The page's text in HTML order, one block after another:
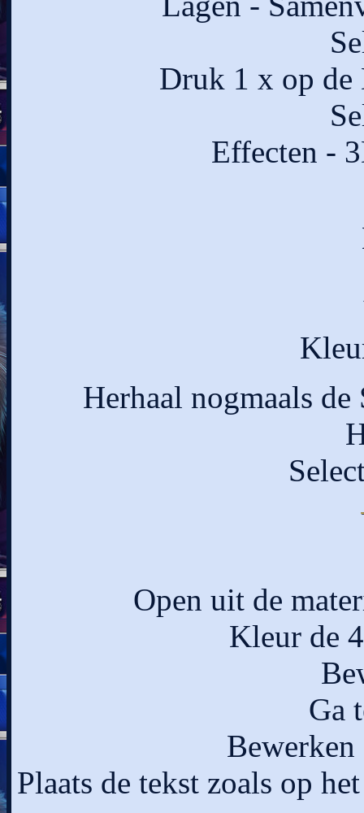
Druk 1 x op de
Effecten -
Herhaal nogmaals
Open uit de
Kleur de
Ga
Plaats de tekst zoals op